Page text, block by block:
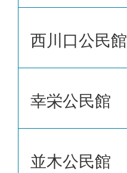
西川口公民館
幸栄公民館
並木公民館